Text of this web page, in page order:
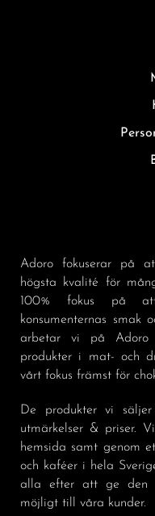
Adoro fokuserar på
högsta kvalité för
100% fokus på
konsumenternas smak
arbetar vi på Adoro
produkter i mat- och
vårt fokus främst för
De produkter vi
utmärkelser & priser.
hemsida samt genom
och kaféer i hela
alla efter att ge den
möjligt till våra kunder.